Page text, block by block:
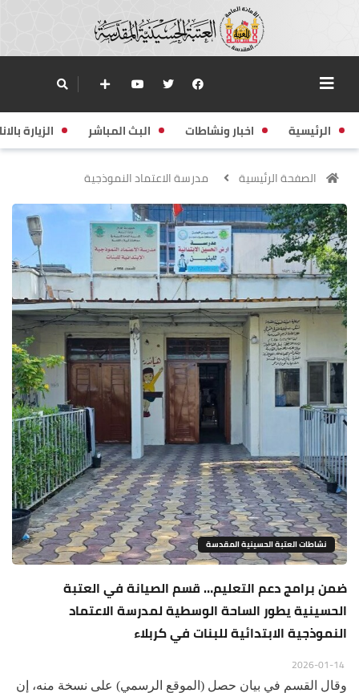
الرئيسية اخبار ونشاطات البث المباشر الزيارة
الصفحة الرئيسية مدرسة الاعتماد النموذجية
نشاطات العتبة الحسينية المقدسة
ضمن برامج دعم التعليم… قسم الصيانة في العتبة
الحسينية يطور الساحة الوسطية لمدرسة الاعتماد
النموذجية الابتدائية للبنات في كربلاء
وقال القسم في بيان حصل (الموقع الرسمي) على نسخة منه، إن